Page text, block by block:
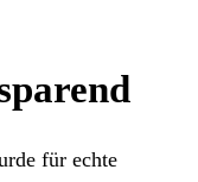
für echte